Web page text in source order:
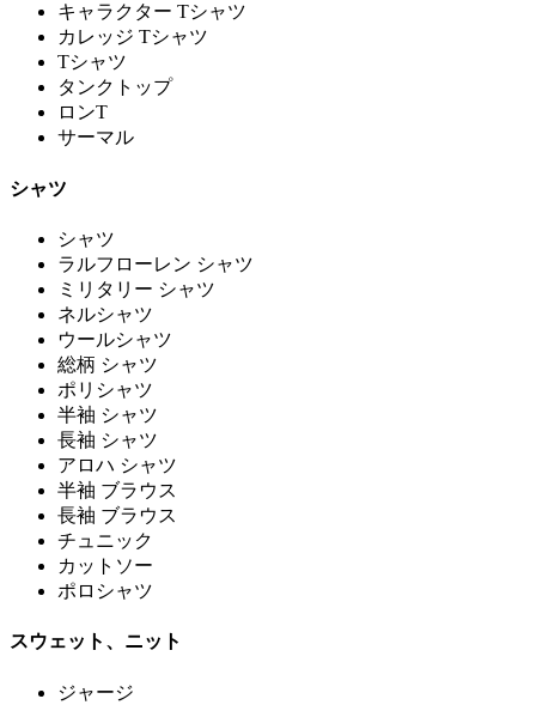
キャラクター Tシャツ
カレッジ Tシャツ
Tシャツ
タンクトップ
ロンT
サーマル
シャツ
シャツ
ラルフローレン シャツ
ミリタリー シャツ
ネルシャツ
ウールシャツ
総柄 シャツ
ポリシャツ
半袖 シャツ
長袖 シャツ
アロハ シャツ
半袖 ブラウス
長袖 ブラウス
チュニック
カットソー
ポロシャツ
スウェット、ニット
ジャージ